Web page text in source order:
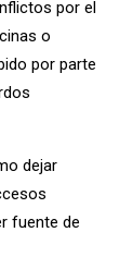
por el
o
por parte
dejar
fuente de